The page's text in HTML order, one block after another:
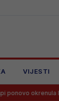
VIJESTI
leđa